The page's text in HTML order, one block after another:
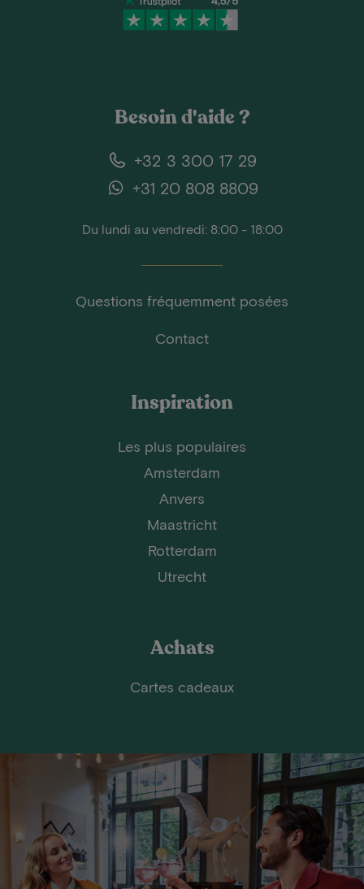
Besoin d'aide ?
+32 3 300 17 29
+31 20 808 8809
Du lundi au vendredi: 8:00 - 18:00
Questions fréquemment posées
Contact
Inspiration
Les plus populaires
Amsterdam
Anvers
Maastricht
Rotterdam
Utrecht
Achats
Cartes cadeaux